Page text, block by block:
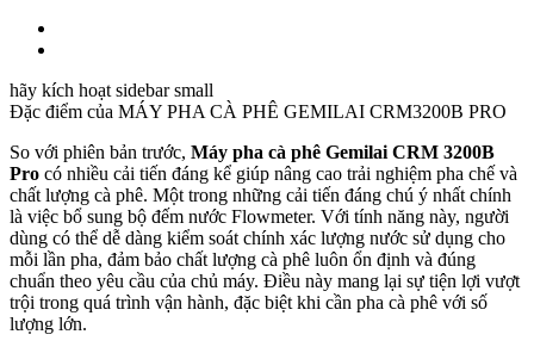
hãy kích hoạt sidebar small
Đặc điểm của MÁY PHA CÀ PHÊ GEMILAI CRM3200B PRO
So với phiên bản trước, Máy pha cà phê Gemilai CRM 3200B
Pro có nhiều cải tiến đáng kể giúp nâng cao trải nghiệm pha chế và
chất lượng cà phê. Một trong những cải tiến đáng chú ý nhất chính
là việc bổ sung bộ đếm nước Flowmeter. Với tính năng này, người
dùng có thể dễ dàng kiểm soát chính xác lượng nước sử dụng cho
mỗi lần pha, đảm bảo chất lượng cà phê luôn ổn định và đúng
chuẩn theo yêu cầu của chủ máy. Điều này mang lại sự tiện lợi vượt
trội trong quá trình vận hành, đặc biệt khi cần pha cà phê với số
lượng lớn.